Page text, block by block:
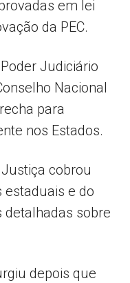
em lei
da PEC.
Judiciário
Nacional
para
nos Estados.
cobrou
e do
detalhadas sobre
depois que